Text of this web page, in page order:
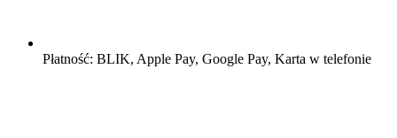
Płatność: BLIK, Apple Pay, Google Pay, Karta w telefonie